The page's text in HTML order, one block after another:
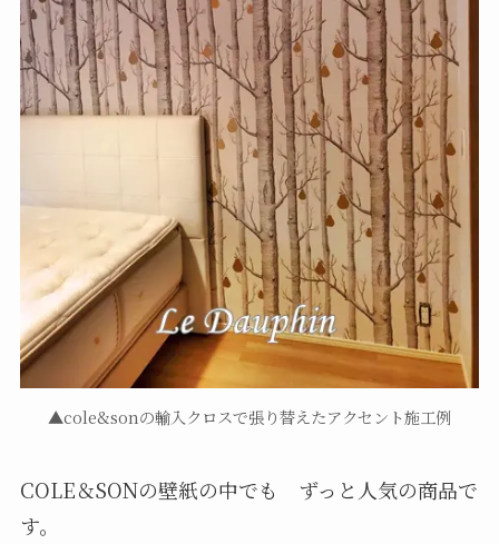
▲cole&sonの輸入クロスで張り替えたアクセント施工例
COLE＆SONの壁紙の中でも ずっと人気の商品で
す。